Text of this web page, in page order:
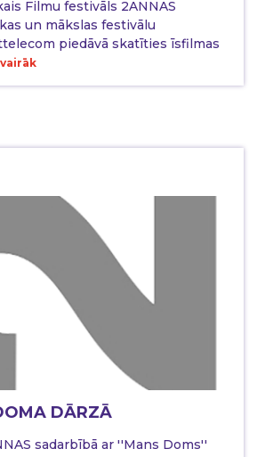
Filmu festivāls 2ANNAS
un mākslas festivālu
piedāvā skatīties īsfilmas
DĀRZĀ
sadarbībā ar ''Mans Doms''